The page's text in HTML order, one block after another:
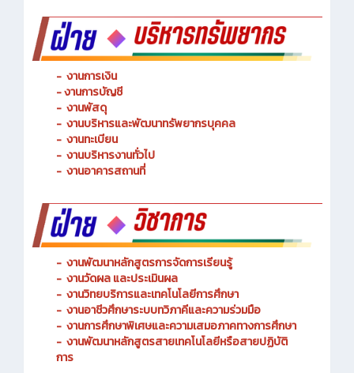
-งานการเงิน
- งานการบัญชี
- งานพัสดุ
- งานบริหารและพัฒนาทรัพยากรบุคคล
- งานทะเบียน
- งานบริหารงานทั่วไป
- งานพัฒนาหลักสูตรการจัดการเรียนรู้
- งานวัดผล และประเมินผล
- งานวิทยบริการและเทคโนโลยีการศึกษา
- งานอาชีวศึกษาระบบทวิภาคีและความร่วมมือ
- งานการศึกษาพิเศษและความเสมอภาคทางการศึกษา
- งานพัฒนาหลักสูตรสายเทคโนโลยีหรือสายปฏิบัติ